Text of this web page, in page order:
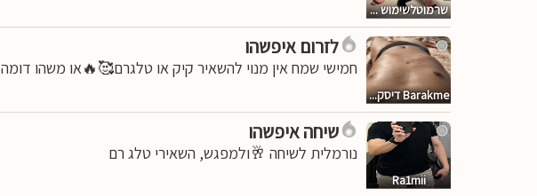
שרמוטלשימוש ...
Barakme דיסק...
לזרום איפשהו
חמישי שמח אין מנוי להשאיר קיק או טלגרם🥰🔥או משהו דומה
Ra1mii
שיחה איפשהו
נורמלית לשיחה 🥂ולמפגש, השאירי טלג רם